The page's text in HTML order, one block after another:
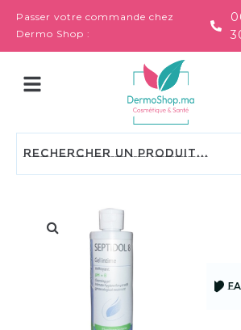
Passer votre commande chez
Dermo Shop :